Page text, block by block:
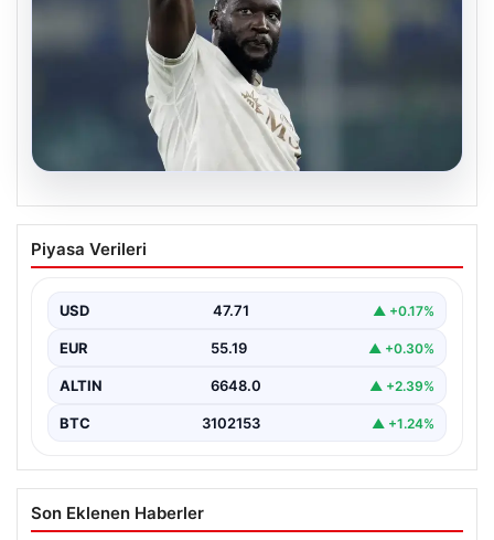
07.08.2026
Romelu Lukaku’dan Süper Lig’e Sıcak
Mesaj: Fenerbahçe ve Beşiktaş’a Teklif
Avrupa'nın önemli golcülerinden Romelu Lukaku'nun
çıkıyor.…
Piyasa Verileri
USD 47.71 ▲ +0.17%
EUR 55.19 ▲ +0.30%
ALTIN 6648.0 ▲ +2.39%
BTC 3102153 ▲ +1.24%
Son Eklenen Haberler